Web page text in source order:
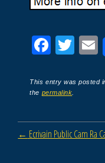
F
c
e
b
o
T
tt
E
This entry was posted
the permalink
Post
← Ecrivain Public Cam Ra